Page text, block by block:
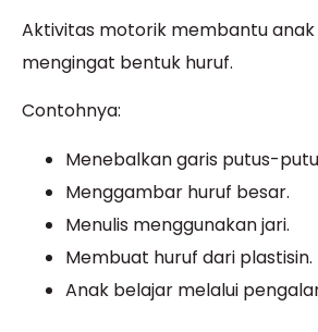
Aktivitas motorik membantu
mengingat bentuk huruf.
Contohnya:
Menebalkan garis putus-
Menggambar huruf besar.
Menulis menggunakan jari.
Membuat huruf dari plastisin.
Anak belajar melalui